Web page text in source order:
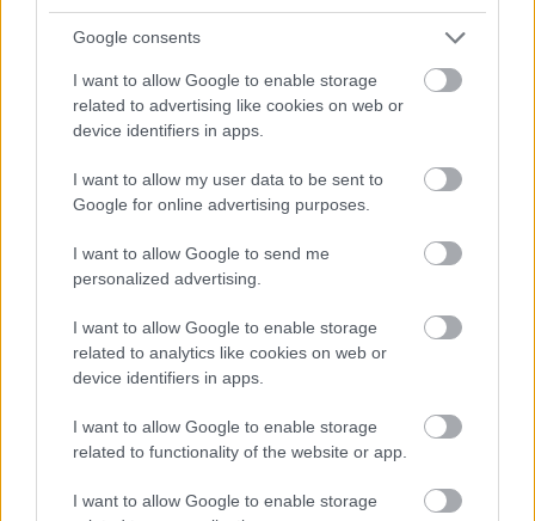
Google consents
I want to allow Google to enable storage
related to advertising like cookies on web or
device identifiers in apps.
I want to allow my user data to be sent to
Google for online advertising purposes.
I want to allow Google to send me
personalized advertising.
I want to allow Google to enable storage
related to analytics like cookies on web or
device identifiers in apps.
I want to allow Google to enable storage
related to functionality of the website or app.
I want to allow Google to enable storage
dzsii
17 éve
Ja ezt én is megcsináltam volna 200 ezerért ...
Nem tudom hogy működik az esztergomi
önkormányzat, mennyire valósították meg az e-
ügyintézést, de vegyük már észre, hogy ez a lista
nem egy honlap tételeiről szól.
Rendszerintegrációban benne lehet az iktató, adó-,
cég-, személy nyílvántartó átvétele/
ügyfélkapuhoz, elektronikus aláírás bevezetése, stb.
(Ha pl valami ősrégi dos-os cuccot használnak
programmal...)